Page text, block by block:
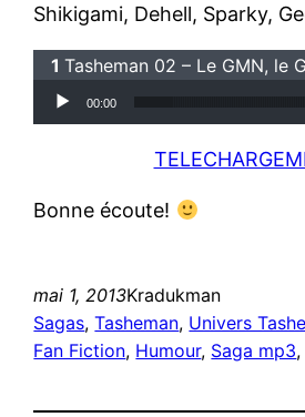
Shikigami, Dehell, Sparky,
Tasheman 02 – Le GMN, le
Lecteur audio
00:00
Bonne écoute!
mai 1, 2013Kradukman
Sagas, Tasheman, Univers
Fan Fiction, Humour, Saga mp3,